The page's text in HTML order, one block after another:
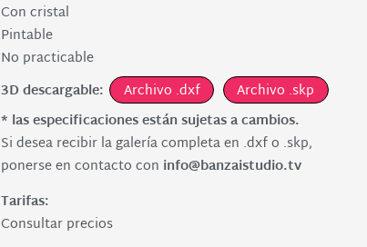
Con cristal
Pintable
No practicable
3D descargable:
Archivo .dxf
Archivo .skp
* las especificaciones están sujetas a cambios.
Si desea recibir la galería completa en .dxf o .skp,
ponerse en contacto con info@banzaistudio.tv
Tarifas:
Consultar precios